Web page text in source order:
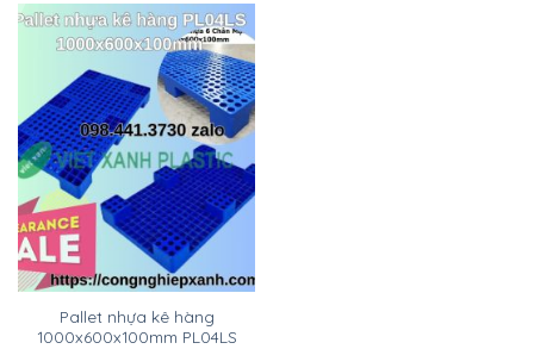
Pallet nhựa kê hàng
1000x600x100mm PL04LS